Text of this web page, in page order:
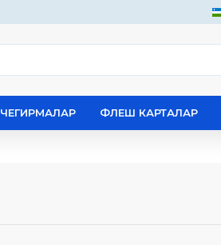
ЧЕГИРМАЛАР ФЛЕШ КАРТАЛАР